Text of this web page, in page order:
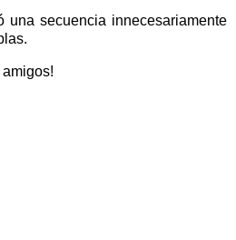
una secuencia innecesariamente
amigos!